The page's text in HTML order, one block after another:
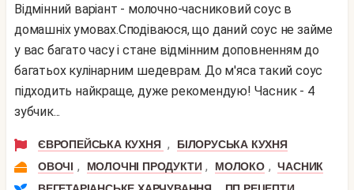
Відмінний варіант - молочно-часниковий соус в
домашніх умовах.Сподіваюся, що даний соус не займе
у вас багато часу і стане відмінним доповненням до
багатьох кулінарним шедеврам. До м'яса такий соус
підходить найкраще, дуже рекомендую! Часник - 4
зубчик...
ЄВРОПЕЙСЬКА КУХНЯ ,
БІЛОРУСЬКА КУХНЯ
ОВОЧІ , МОЛОЧНІ ПРОДУКТИ , МОЛОКО , ЧАСНИК